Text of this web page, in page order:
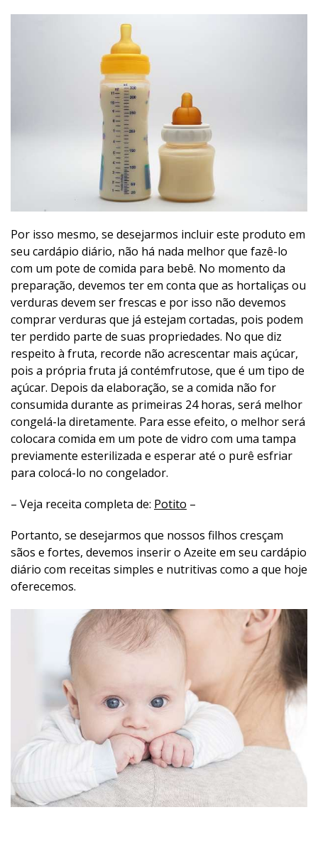
Por isso mesmo, se desejarmos incluir este produto em
seu cardápio diário, não há nada melhor que fazê-lo
com um pote de comida para bebê. No momento da
preparação, devemos ter em conta que as hortaliças ou
verduras devem ser frescas e por isso não devemos
comprar verduras que já estejam cortadas, pois podem
ter perdido parte de suas propriedades. No que diz
respeito à fruta, recorde não acrescentar mais açúcar,
pois a própria fruta já contémfrutose, que é um tipo de
açúcar. Depois da elaboração, se a comida não for
consumida durante as primeiras 24 horas, será melhor
congelá-la diretamente. Para esse efeito, o melhor será
colocara comida em um pote de vidro com uma tampa
previamente esterilizada e esperar até o purê esfriar
para colocá-lo no congelador.
– Veja receita completa de: Potito –
Portanto, se desejarmos que nossos filhos cresçam
sãos e fortes, devemos inserir o Azeite em seu cardápio
diário com receitas simples e nutritivas como a que hoje
oferecemos.